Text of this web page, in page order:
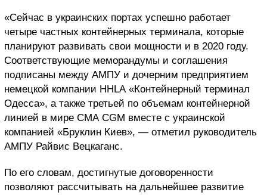
«Сейчас в украинских портах успешно работает
четыре частных контейнерных терминала, которые
планируют развивать свои мощности и в 2020 году.
Соответствующие меморандумы и соглашения
подписаны между АМПУ и дочерним предприятием
немецкой компании ННLА «Контейнерный терминал
Одесса», а также третьей по объемам контейнерной
линией в мире СMA CGM вместе с украинской
компанией «Бруклин Киев», — отметил руководитель
АМПУ Райвис Вецкаганс.
По его словам, достигнутые договоренности
позволяют рассчитывать на дальнейшее развитие